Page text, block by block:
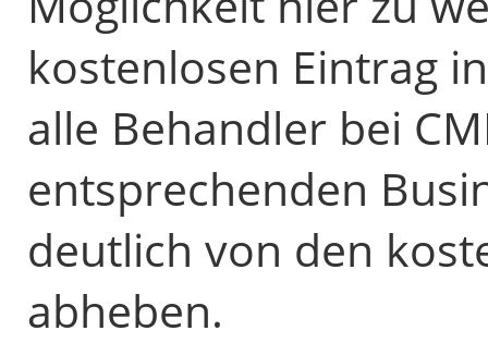
kostenlosen Eintrag
alle Behandler bei
entsprechenden
deutlich von den
abheben.